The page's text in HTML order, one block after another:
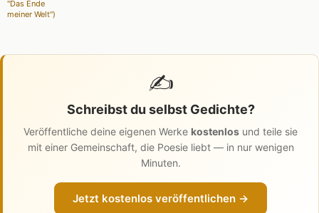
"Das Ende
meiner Welt")
✍️
Schreibst du selbst Gedichte?
Veröffentliche deine eigenen Werke kostenlos und teile sie
mit einer Gemeinschaft, die Poesie liebt — in nur wenigen
Minuten.
Jetzt kostenlos veröffentlichen →